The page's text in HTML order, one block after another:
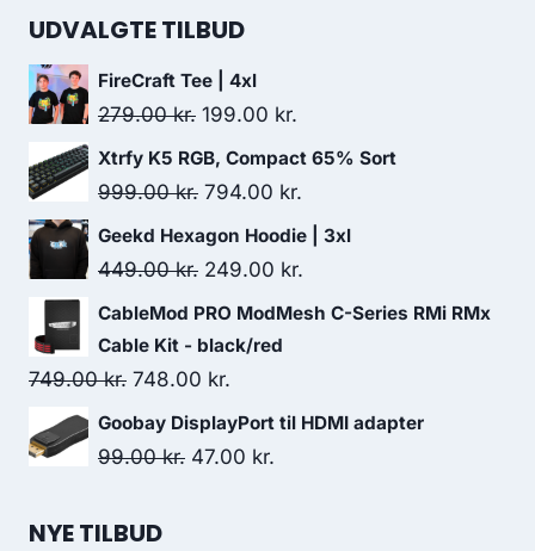
UDVALGTE TILBUD
FireCraft Tee | 4xl
279.00kr. Original
price
was:
199.00 kr.
price
is:
199.00 kr..
Xtrfy K5 RGB, Compact 65% Sort
999.00kr. Original
price
was:
794.00 kr.
price
Geekd Hexagon Hoodie | 3xl
449.00kr. Original
price
was:
449.00 kr..
249.00 kr.
price
CableMod PRO ModMesh C-Series RMi RMx
Cable Kit - black/red
749.00kr. Original
price
was:
748.00 kr.
price
is:
Goobay DisplayPort til HDMI adapter
99.00kr. Original
47.00 kr.
NYE TILBUD